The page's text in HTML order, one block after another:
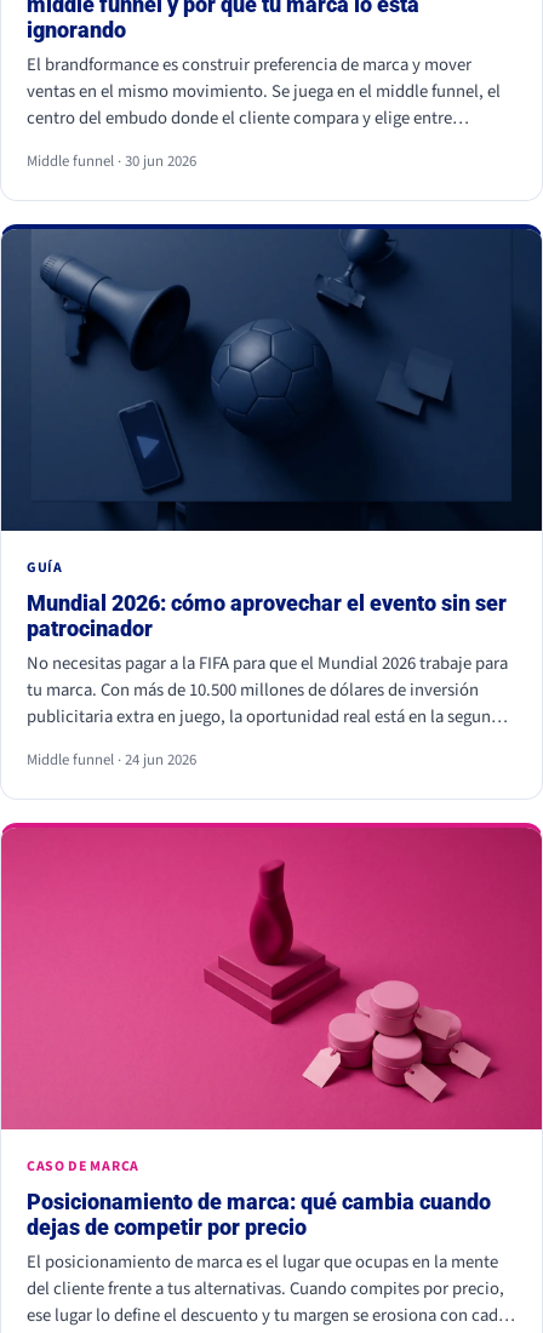
ignorando
El brandformance es construir preferencia de marca y mover
ventas en el mismo movimiento. Se juega en el middle funnel, el
centro del embudo donde el cliente compara y elige entre
invierte en los extremos (notoriedad y precio) y deja ese centro
vacío, que es justo donde se gana o se pierde la venta frente a la
marca blanca.
Middle funnel · 30 jun 2026
GUÍA
Mundial 2026: cómo aprovechar el evento sin ser
patrocinador
No necesitas pagar a la FIFA para que el Mundial 2026 trabaje para
tu marca. Con más de 10.500 millones de dólares de inversión
publicitaria extra en juego, la oportunidad real está en la segunda
estadio. Eso sí, hay líneas que no se cruzan: usar los símbolos
oficiales de la FIFA puede salir muy caro.
Middle funnel · 24 jun 2026
CASO DE MARCA
Posicionamiento de marca: qué cambia cuando
dejas de competir por precio
El posicionamiento de marca es el lugar que ocupas en la mente
del cliente frente a tus alternativas. Cuando compites por precio,
ese lugar lo define el descuento y tu margen se erosiona con cada